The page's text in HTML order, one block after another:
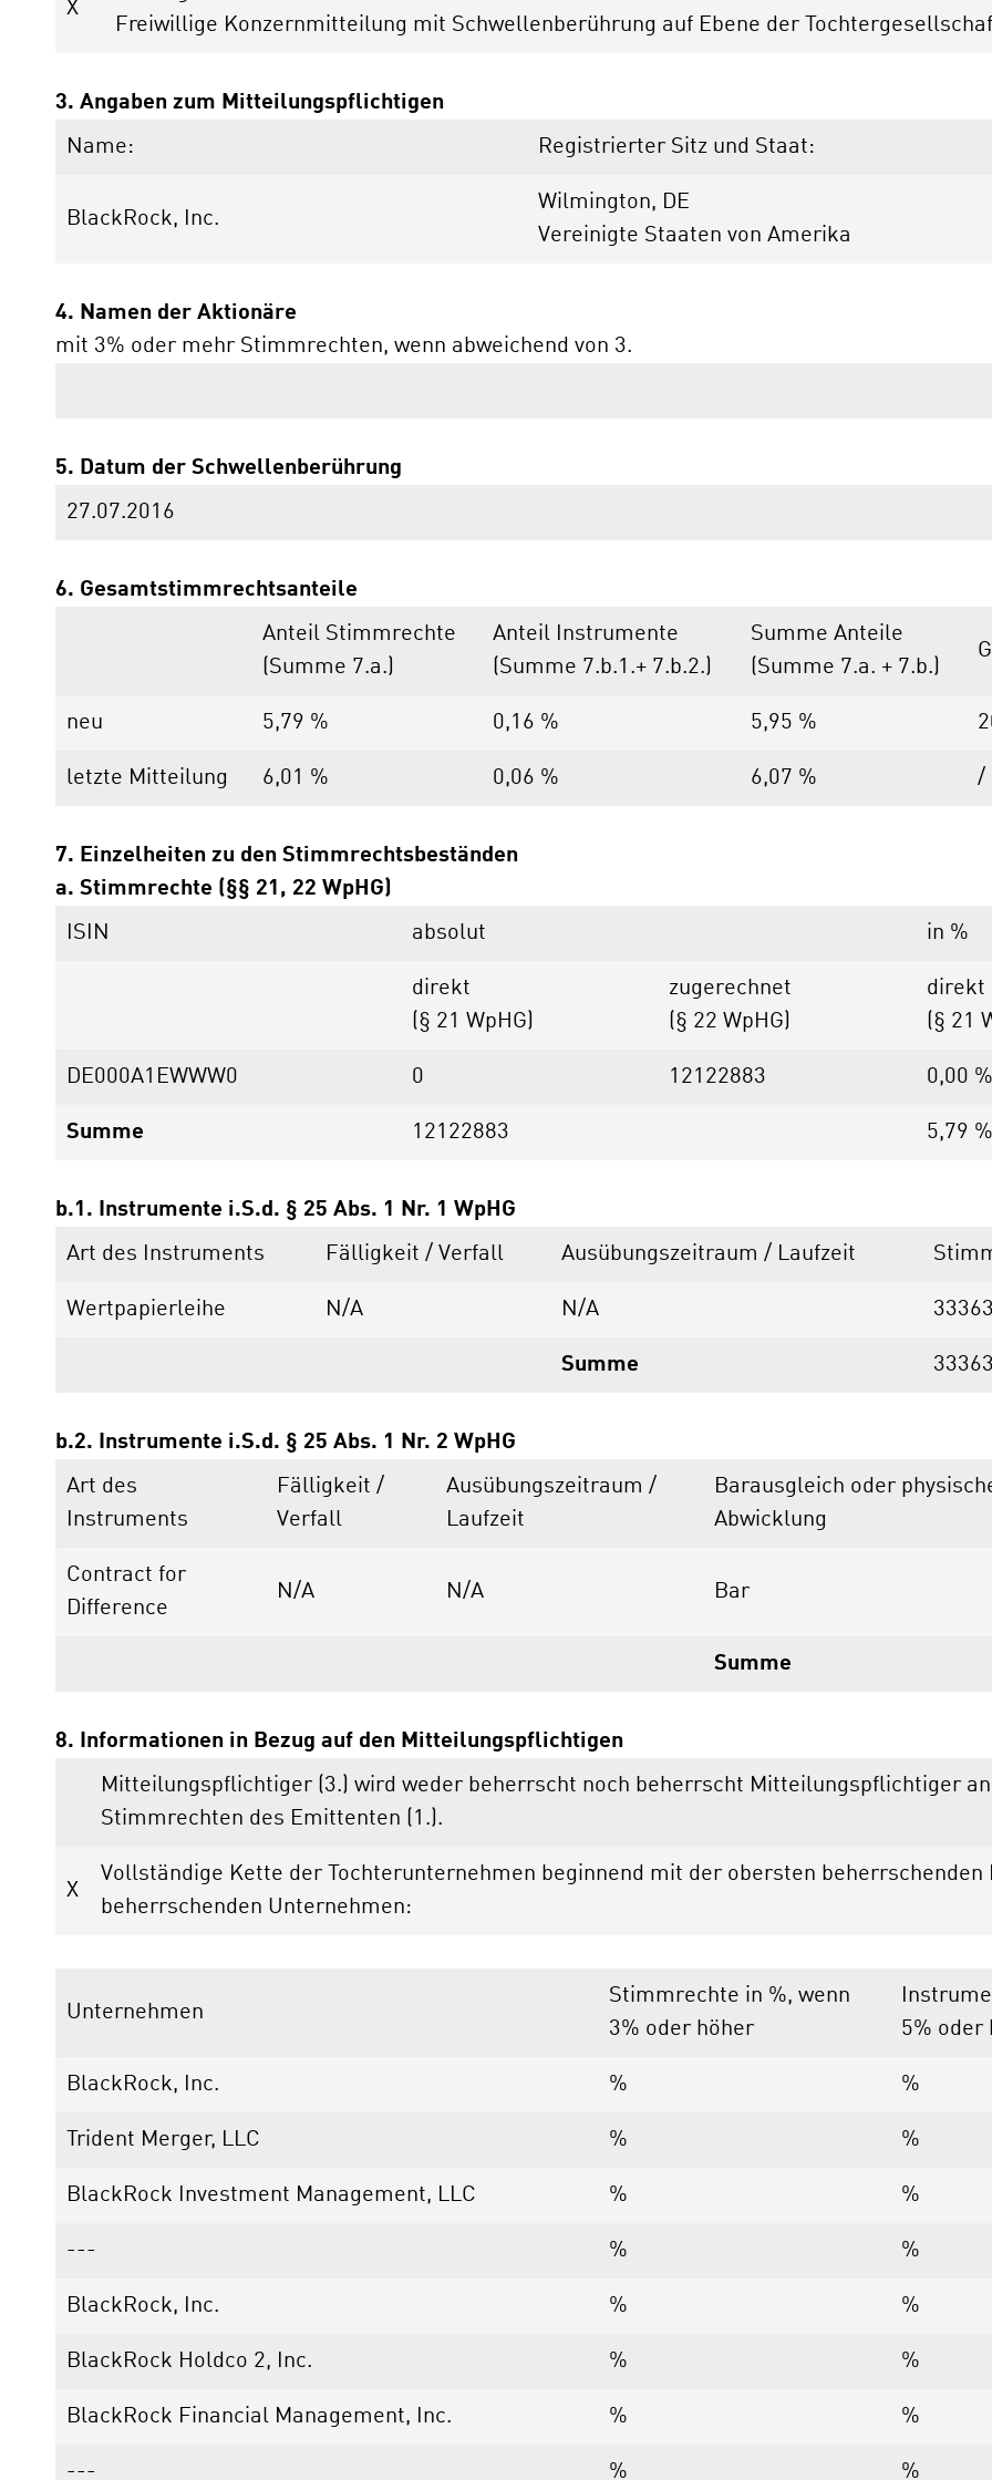
X
Freiwillige Konzernmitteilung mit Schwellenberührung auf Ebene der
3. Angaben zum Mitteilungspflichtigen
Name:
Registrierter Sitz und Staat:
BlackRock, Inc.
Wilmington, DE
Vereinigte Staaten von Amerika
4. Namen der Aktionäre
mit 3% oder mehr Stimmrechten, wenn abweichend von 3.
5. Datum der Schwellenberührung
27.07.2016
6. Gesamtstimmrechtsanteile
Anteil Stimmrechte
(Summe 7.a.)
Anteil Instrumente
(Summe 7.b.1.+ 7.b.2.)
Summe Anteile
(Summe 7.a. + 7.b.)
neu 5,79 % 0,16 % 5,95 %
letzte Mitteilung 6,01 % 0,06 % 6,07 % /
7. Einzelheiten zu den Stimmrechtsbeständen
a. Stimmrechte (§§ 21, 22 WpHG)
ISIN
absolut in %
direkt
(§ 21 WpHG)
zugerechnet
(§ 22 WpHG)
direkt
(§ 21
DE000A1EWWW0 0 12122883 0,00 %
Summe 12122883 5,79 %
b.1. Instrumente i.S.d. § 25 Abs. 1 Nr. 1 WpHG
Art des Instruments
Fälligkeit / Verfall Ausübungs­zeitraum / Laufzeit
Wertpapierleihe N/A N/A
Summe
b.2. Instrumente i.S.d. § 25 Abs. 1 Nr. 2 WpHG
Art des
Instruments
Fälligkeit /
Verfall
Ausübungs­zeitraum /
Laufzeit
Barausgleich oder
Abwicklung
Contract for
Difference
N/A N/A Bar
Summe
8. Informationen in Bezug auf den Mitteilungspflichtigen
Mitteilungspflichtiger (3.) wird weder beherrscht noch beherrscht Mitteilungspflichtiger
Stimmrechten des Emittenten (1.).
X
Vollständige Kette der Tochterunternehmen beginnend mit der obersten
beherrschenden Unternehmen:
Unternehmen
Stimmrechte in %, wenn
3% oder höher
5% oder
BlackRock, Inc. % %
Trident Merger, LLC % %
BlackRock Investment Management, LLC % %
--- % %
BlackRock, Inc. % %
BlackRock Holdco 2, Inc. % %
BlackRock Financial Management, Inc. % %
--- % %